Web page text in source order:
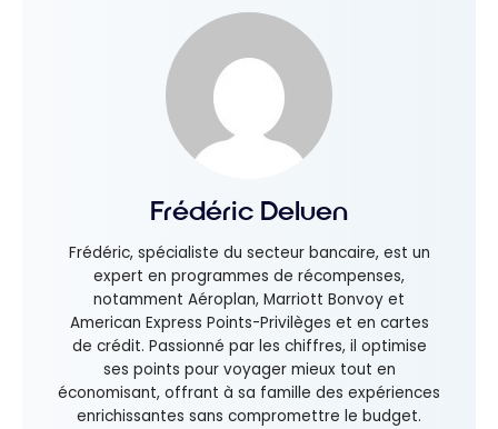
Frédéric Deluen
Frédéric, spécialiste du secteur bancaire, est un
expert en programmes de récompenses,
notamment Aéroplan, Marriott Bonvoy et
American Express Points-Privilèges et en cartes
de crédit. Passionné par les chiffres, il optimise
ses points pour voyager mieux tout en
économisant, offrant à sa famille des expériences
enrichissantes sans compromettre le budget.